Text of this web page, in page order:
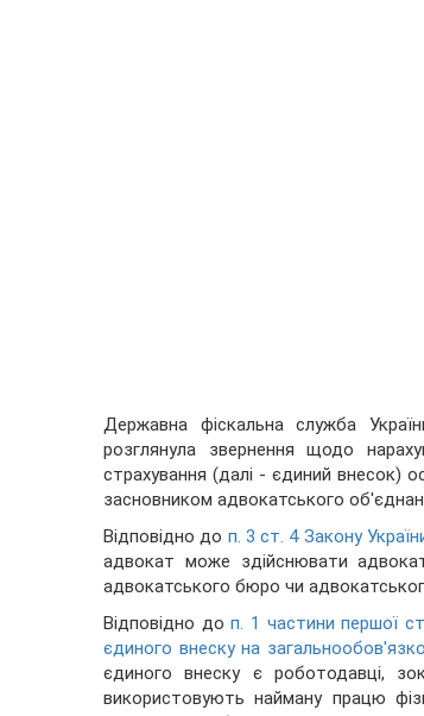
Державна фіскальна служба
розглянула звернення щодо
страхування (далі - єдиний внесок)
засновником адвокатського
Відповідно до п. 3 ст. 4 Закону
адвокат може здійснювати
адвокатського бюро чи
Відповідно доп. 1 частини першої
єдиного внеску на
єдиного внеску є роботодавці,
використовують найману працю